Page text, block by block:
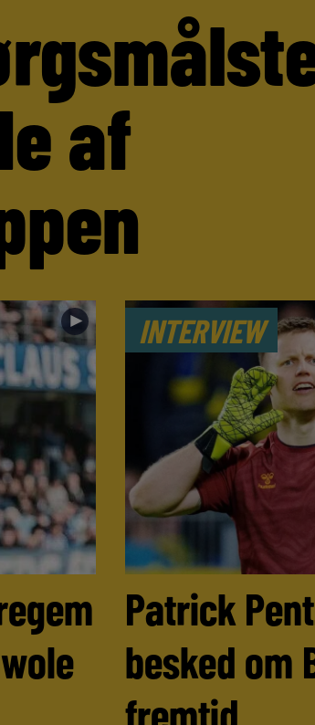
af
► INTERVIEW
Patrick
besked om